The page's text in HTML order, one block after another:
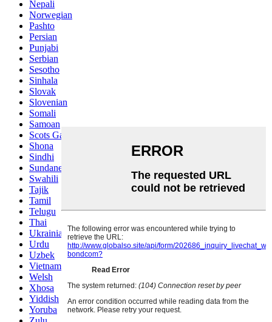
Nepali
Norwegian
Pashto
Persian
Punjabi
Serbian
Sesotho
Sinhala
Slovak
Slovenian
Somali
Samoan
Scots Gaelic
Shona
Sindhi
Sundanese
Swahili
Tajik
Tamil
Telugu
Thai
Ukrainian
Urdu
Uzbek
Vietnamese
Welsh
Xhosa
Yiddish
Yoruba